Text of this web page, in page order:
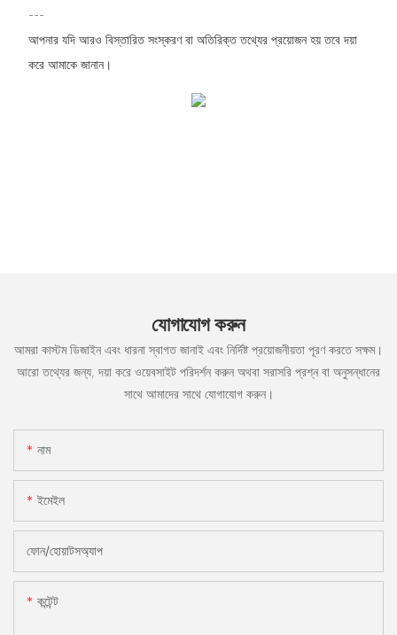
---
আপনার যদি আরও বিস্তারিত সংস্করণ বা অতিরিক্ত তথ্যের প্রয়োজন হয় তবে দয়া
করে আমাকে জানান।
যোগাযোগ করুন
আমরা কাস্টম ডিজাইন এবং ধারনা স্বাগত জানাই এবং নির্দিষ্ট প্রয়োজনীয়তা পূরণ করতে সক্ষম।
আরো তথ্যের জন্য, দয়া করে ওয়েবসাইট পরিদর্শন করুন অথবা সরাসরি প্রশ্ন বা অনুসন্ধানের
সাথে আমাদের সাথে যোগাযোগ করুন।
নাম
ইমেইল
ফোন/হোয়াটসঅ্যাপ
কন্টেন্ট